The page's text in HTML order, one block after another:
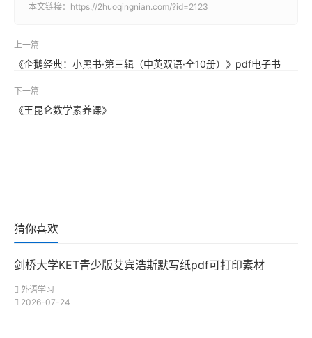
本文链接： https://2huoqingnian.com/?id=2123
上一篇
《企鹅经典：小黑书·第三辑（中英双语·全10册）》pdf电子书
下一篇
《王昆仑数学素养课》
猜你喜欢
剑桥大学KET青少版艾宾浩斯默写纸pdf可打印素材
外语学习
2026-07-24